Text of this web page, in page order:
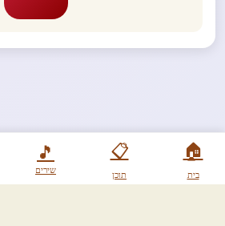
🏠
בית
📋
תוכן
🎵
שירים